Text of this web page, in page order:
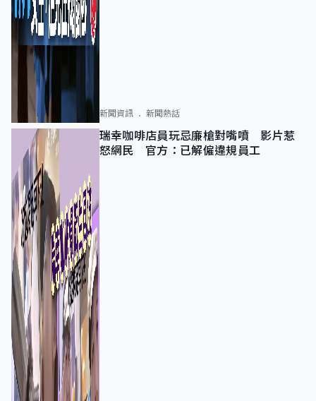
新聞資訊 新聞熱話
瑞幸咖啡店員玩忌廉槍對嘴噴 影片惹
怒網民 官方：已解僱違規員工